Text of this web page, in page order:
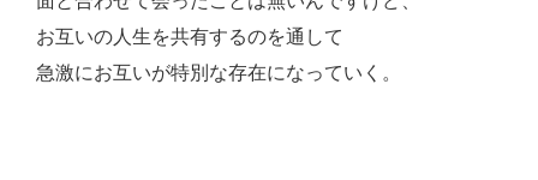
お互いの人生を共有するのを通して
急激にお互いが特別な存在になっていく。